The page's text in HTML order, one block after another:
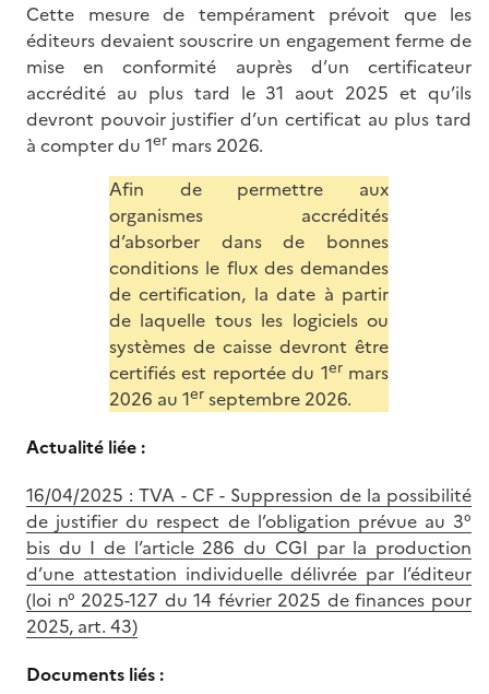
Cette mesure de tempérament prévoit que les
éditeurs devaient souscrire un engagement ferme de
mise en conformité auprès d’un certificateur
accrédité au plus tard le 31 aout 2025 et qu’ils
devront pouvoir justifier d’un certificat au plus tard
à compter du 1er mars 2026.
Afin de permettre aux
organismes accrédités
d’absorber dans de bonnes
conditions le flux des demandes
de certification, la date à partir
de laquelle tous les logiciels ou
systèmes de caisse devront être
certifiés est reportée du 1ermars
2026 au 1erseptembre 2026.
Actualité liée :
16/04/2025 : TVA - CF - Suppression de la possibilité
de justifier du respect de l’obligation prévue au 3°
bis du I de l’article 286 du CGI par la production
d’une attestation individuelle délivrée par l’éditeur
(loi n° 2025-127 du 14 février 2025 de finances pour
2025, art. 43)
Documents liés :